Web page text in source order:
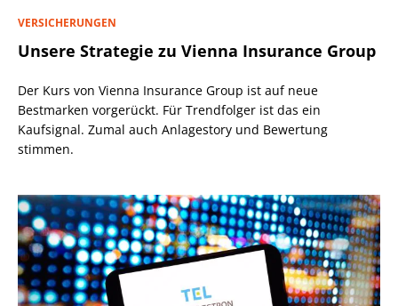
VERSICHERUNGEN
Unsere Strategie zu Vienna Insurance Group
Der Kurs von Vienna Insurance Group ist auf neue
Bestmarken vorgerückt. Für Trendfolger ist das ein
Kaufsignal. Zumal auch Anlagestory und Bewertung
stimmen.